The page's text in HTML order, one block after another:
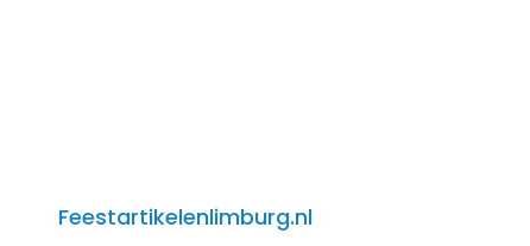
Feestartikelenlimburg.nl